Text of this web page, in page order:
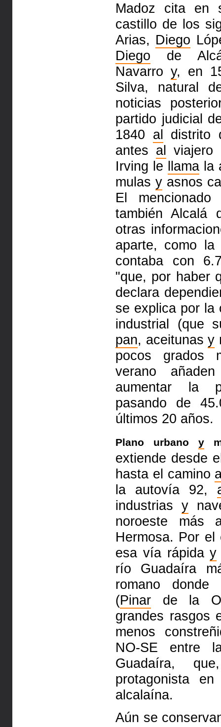
Madoz cita
castillo de los
Arias, Diego
Diego de
Navarro y, en
Silva, natural
noticias
partido judicial
1840 al distrito
antes al viajero
Irving le llamala
mulas y asnos
El
también Alcalá
otras
aparte, como
con­taba con
"que, por haber
declara
se explica por
industrial (que
pan, acei­tunasy
pocos grados
verano
aumentar la
pasando de
últimos 20 años.
Plano urbano y
extiende desde
hasta el camino
la autovía 92,
industrias y
noroeste
Hermosa. Por
esa vía rápiday
río Guadaíra
romano donde
(Pinar de la
grandes rasgos
menos
NO-SE entre
Guadaíra,
protagonista
alcalaína.
Aún se